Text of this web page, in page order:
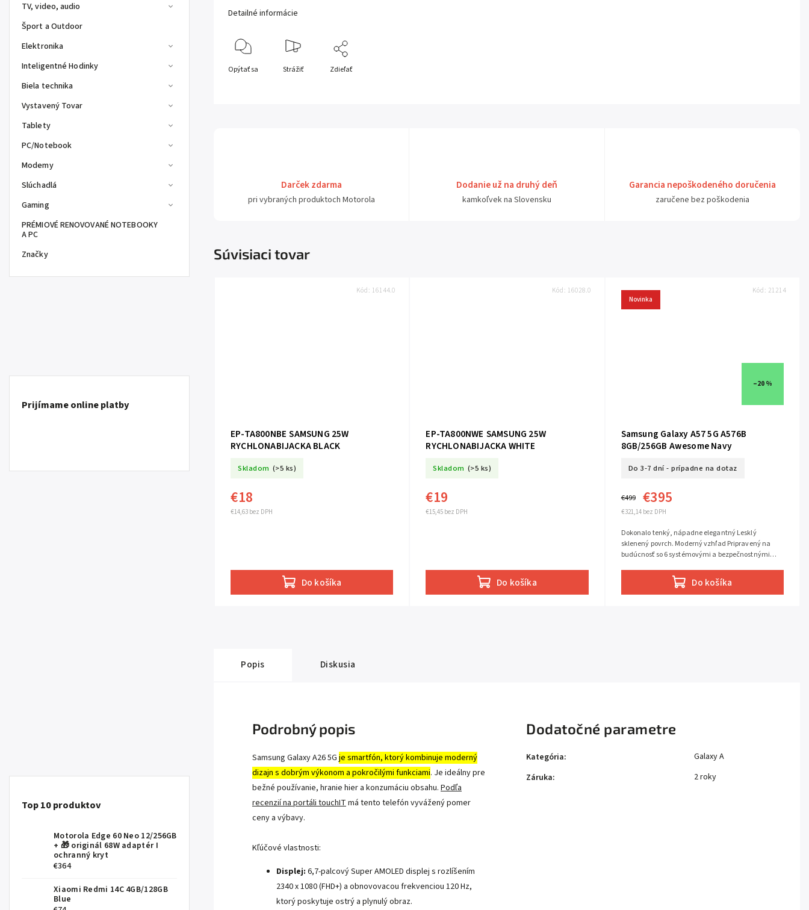
TV, video, audio
Šport a Outdoor
Elektronika
Inteligentné Hodinky
Biela technika
Vystavený Tovar
Tablety
PC/Notebook
Modemy
Slúchadlá
Gaming
PRÉMIOVÉ RENOVOVANÉ NOTEBOOKY
A PC
Značky
Prijímame online platby
Top 10 produktov
Motorola Edge 60 Neo 12/256GB
+ 🎁 originál 68W adaptér I
ochranný kryt
€364
Xiaomi Redmi 14C 4GB/128GB
Blue
Detailné informácie
Opýtať sa Strážiť Zdieľať
Darček zdarma
pri vybraných produktoch Motorola
Dodanie už na druhý deň
kamkoľvek na Slovensku
Garancia nepoškodeného doručenia
zaručene bez poškodenia
Súvisiaci tovar
EP-TA800NBE SAMSUNG 25W
RYCHLONABIJACKA BLACK
Skladom (>5 ks)
€14,63 bez DPH
€18
Do košíka
Kód: 16144.0
EP-TA800NWE SAMSUNG 25W
RYCHLONABIJACKA WHITE
Skladom (>5 ks)
€15,45 bez DPH
€19
Do košíka
Kód: 16028.0
Novinka
–20 %
Samsung Galaxy A57 5G A576B
8GB/256GB Awesome Navy
Do 3-7 dní - prípadne na dotaz
€321,14 bez DPH
€499 €395
Do košíka
Dokonalo tenký, nápadne elegantný Lesklý
sklenený povrch. Moderný vzhľad Pripravený na
budúcnosť so 6 systémovými a bezpečnostnými
Kód: 21214
Popis Diskusia
Podrobný popis
Samsung Galaxy A26 5G je smartfón, ktorý kombinuje moderný
dizajn s dobrým výkonom a pokročilými funkciami. Je ideálny pre
bežné používanie, hranie hier a konzumáciu obsahu. Podľa
recenzií na portáli touchITmá tento telefón vyvážený pomer
ceny a výbavy.
Kľúčové vlastnosti:
Displej: 6,7-palcový Super AMOLED displej s rozlíšením
2340 x 1080 (FHD+) a obnovovacou frekvenciou 120 Hz,
ktorý poskytuje ostrý a plynulý obraz.
Dodatočné parametre
Kategória:
Galaxy A
Záruka: 2 roky